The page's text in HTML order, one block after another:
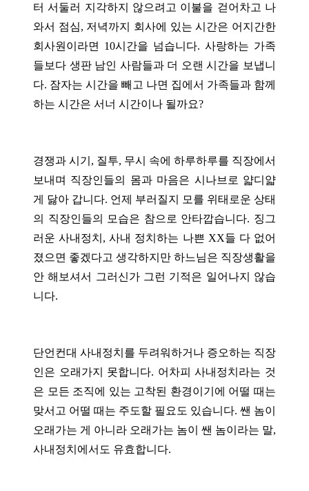
터 서둘러 지각하지 않으려고 이불을 걷어차고 나
와서 점심, 저녁까지 회사에 있는 시간은 어지간한
회사원이라면 10시간을 넘습니다. 사랑하는 가족
들보다 생판 남인 사람들과 더 오랜 시간을 보냅니
다. 잠자는 시간을 빼고 나면 집에서 가족들과 함께
하는 시간은 서너 시간이나 될까요?
경쟁과 시기, 질투, 무시 속에 하루하루를 직장에서
보내며 직장인들의 몸과 마음은 시나브로 얇디얇
게 닳아 갑니다. 언제 부러질지 모를 위태로운 상태
의 직장인들의 모습은 참으로 안타깝습니다. 징그
러운 사내정치, 사내 정치하는 나쁜 XX들 다 없어
졌으면 좋겠다고 생각하지만 하느님은 직장생활을
안 해보셔서 그러신가 그런 기적은 일어나지 않습
니다.
단언컨대 사내정치를 두려워하거나 증오하는 직장
인은 오래가지 못합니다. 어차피 사내정치라는 것
은 모든 조직에 있는 고착된 환경이기에 어떨 때는
맞서고 어떨 때는 주도할 필요도 있습니다. 쌘 놈이
오래가는 게 아니라 오래가는 놈이 쌘 놈이라는 말,
사내정치에서도 유효합니다.